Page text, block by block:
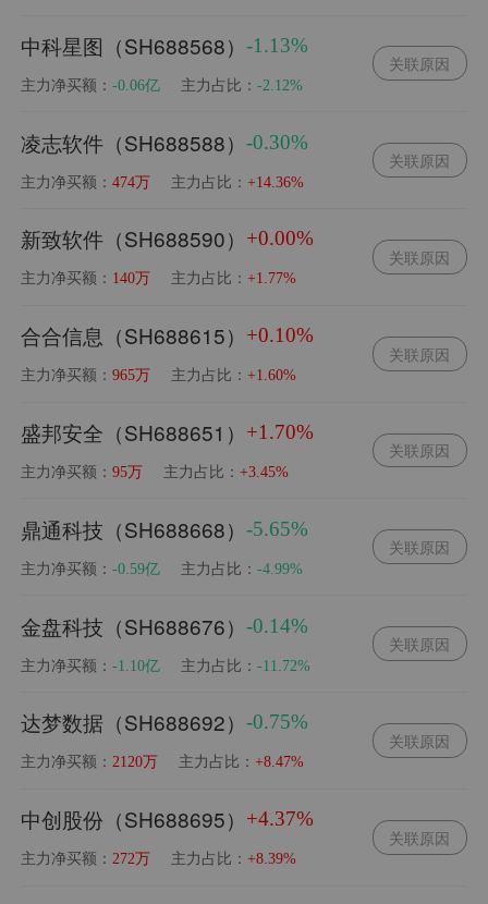
中科星图（SH688568）-1.13%
主力净买额：-0.06亿 主力占比：-2.12%
关联原因
凌志软件（SH688588）-0.30%
主力净买额：474万 主力占比：+14.36%
关联原因
新致软件（SH688590） +0.00%
主力净买额： 140万 主力占比：+1.77%
关联原因
合合信息（SH688615） +0.10%
主力净买额：965万 主力占比：+1.60%
关联原因
盛邦安全（SH688651） +1.70%
主力净买额：95万 主力占比：+3.45%
关联原因
鼎通科技（SH688668）-5.65%
主力净买额：-0.59亿 主力占比：-4.99%
关联原因
金盘科技（SH688676）-0.14%
主力净买额：-1.10亿 主力占比：-11.72%
关联原因
达梦数据（SH688692）-0.75%
主力净买额：2120万 主力占比：+8.47%
关联原因
中创股份（SH688695） +4.37%
主力净买额：272万 主力占比：+8.39%
关联原因